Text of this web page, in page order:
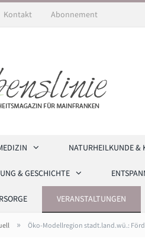
Kontakt Abonnement
NATURHEILKUNDE &
& GESCHICHTE
VERANSTALTUNGEN
» Öko-Modellregion stadt.land.wü.: